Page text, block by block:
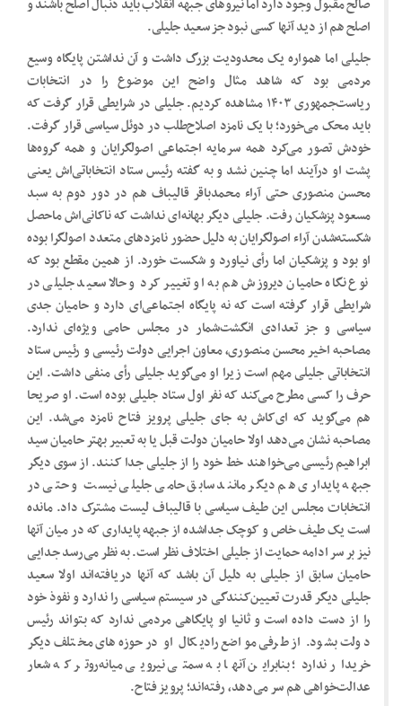
صالح مقبول وجود دارد اما نیروهای جبهه انقلاب باید دنبال اصلح باشند و
اصلح هم از دید آنها کسی نبود جز سعید جلیلی.
جلیلی اما همواره یک محدودیت بزرگ داشت و آن نداشتن پایگاه وسیع
مردمی بود که شاهد مثال واضح این موضوع را در انتخابات
ریاست‌جمهوری ۱۴۰۳ مشاهده کردیم. جلیلی در شرایطی قرار گرفت که
باید محک می‌خورد؛ با یک نامزد اصلاح‌طلب در دوئل سیاسی قرار گرفت.
خودش تصور می‌کرد همه سرمایه اجتماعی اصولگرایان و همه گروه‌ها
پشت او درآیند اما چنین نشد و به گفته رئیس ستاد انتخاباتی‌اش یعنی
محسن منصوری حتی آراء محمدباقر قالیباف هم در دور دوم به سبد
مسعود پزشکیان رفت. جلیلی دیگر بهانه‌ای نداشت که ناکانی‌اش ماحصل
شکسته‌شدن آراء اصولگرایان به دلیل حضور نامزدهای متعدد اصولگرا بوده
او بود و پزشکیان اما رأی نیاورد و شکست خورد. از همین مقطع بود که
نوع نگاه حامیان دیروزش هم به او تغییر کرد و حالا سعید جلیلی در
شرایطی قرار گرفته است که نه پایگاه اجتماعی‌ای دارد و حامیان جدی
سیاسی و جز تعدادی انگشت‌شمار در مجلس حامی ویژه‌ای ندارد.
مصاحبه اخیر محسن منصوری، معاون اجرایی دولت رئیسی و رئیس ستاد
انتخاباتی جلیلی مهم است زیرا او می‌گوید جلیلی رأی منفی داشت. این
حرف را کسی مطرح می‌کند که نفر اول ستاد جلیلی بوده است. او صریحا
هم می‌گوید که ای‌کاش به جای جلیلی پرویز فتاح نامزد می‌شد. این
مصاحبه نشان می‌دهد اولا حامیان دولت قبل یا به تعبیر بهتر حامیان سید
ابراهیم رئیسی می‌خواهند خط خود را از جلیلی جدا کنند. از سوی دیگر
جبهه پایداری هم دیگر مانند سابق حامی جلیلی نیست و حتی در
انتخابات مجلس این طیف سیاسی با قالیباف لیست مشترک داد. مانده
است یک طیف خاص و کوچک جداشده از جبهه پایداری که در میان آنها
نیز بر سر ادامه حمایت از جلیلی اختلاف نظر است. به نظر می‌رسد جدایی
حامیان سابق از جلیلی به دلیل آن باشد که آنها دریافته‌اند اولا سعید
جلیلی دیگر قدرت تعیین‌کنندگی در سیستم سیاسی را ندارد و نفوذ خود
را از دست داده است و ثانیا او پایگاهی مردمی ندارد که بتواند رئیس
دولت بشود. از طرفی مواضع رادیکال او در حوزه‌های مختلف دیگر
خریدار ندارد؛ بنابراین آنها به سمتی نیرویی میانه‌روتر که شعار
عدالت‌خواهی هم سر می‌دهد، رفته‌اند؛ پرویز فتاح.